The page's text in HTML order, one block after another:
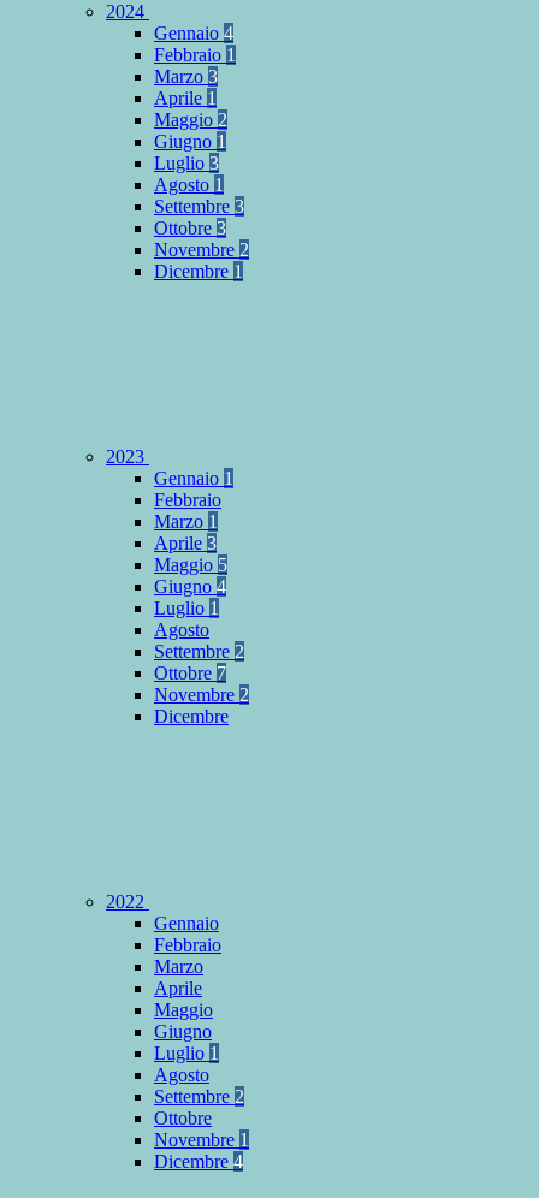
2024
Gennaio 4
Febbraio 1
Marzo 3
Aprile 1
Maggio 2
Giugno 1
Luglio 3
Agosto 1
Settembre 3
Ottobre 3
Novembre 2
Dicembre 1
2023
Gennaio 1
Febbraio
Marzo 1
Aprile 3
Maggio 5
Giugno 4
Luglio 1
Agosto
Settembre 2
Ottobre 7
Novembre 2
Dicembre
2022
Gennaio
Febbraio
Marzo
Aprile
Maggio
Giugno
Luglio 1
Agosto
Settembre 2
Ottobre
Novembre 1
Dicembre 4